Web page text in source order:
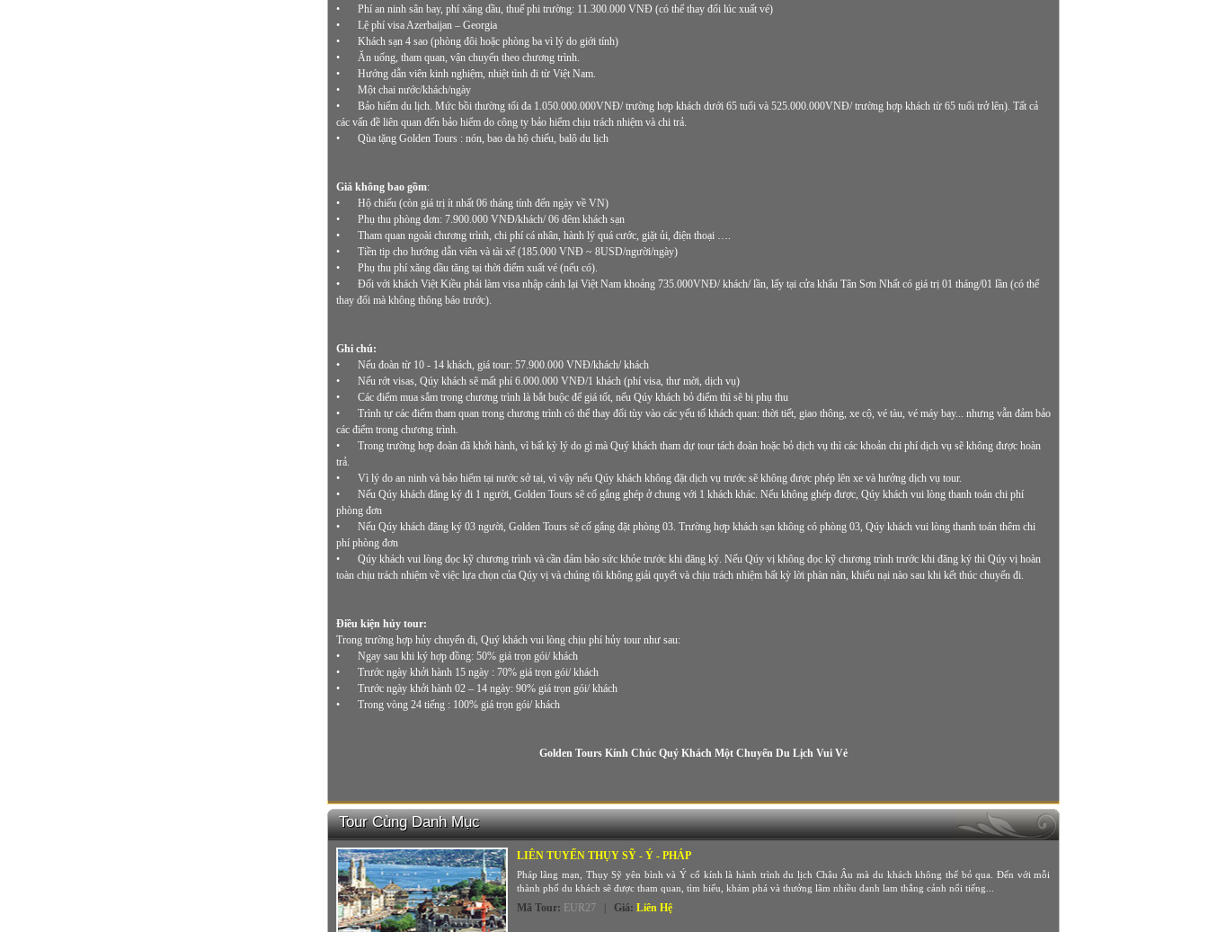
•
Phí an ninh sân bay, phí xăng dầu, thuế phi trường: 11.300.000 VNĐ (có thể thay đổi lúc xuất vé)
•
Lệ phí visa Azerbaijan – Georgia
•
Khách sạn 4 sao (phòng đôi hoặc phòng ba vì lý do giới tính)
•
Ăn uống, tham quan, vận chuyển theo chương trình.
•
Hướng dẫn viên kinh nghiệm, nhiệt tình đi từ Việt Nam.
•
Một chai nước/khách/ngày
•
Bảo hiểm du lịch. Mức bồi thường tối đa 1.050.000.000VNĐ/ trường hợp khách dưới 65 tuổi và 525.000.000VNĐ/ trường hợp khách từ 65 tuổi trở lên). Tất cả
các vấn đề liên quan đến bảo hiểm do công ty bảo hiểm chịu trách nhiệm và chi trả.
•
Qùa tặng Golden Tours : nón, bao da hộ chiếu, balô du lịch
Giá không bao gồm:
•
Hộ chiếu (còn giá trị ít nhất 06 tháng tính đến ngày về VN)
•
Phụ thu phòng đơn: 7.900.000 VNĐ/khách/ 06 đêm khách sạn
•
Tham quan ngoài chương trình, chi phí cá nhân, hành lý quá cước, giặt ủi, điện thoại ….
•
Tiền tip cho hướng dẫn viên và tài xế (185.000 VNĐ ~ 8USD/người/ngày)
•
Phụ thu phí xăng dầu tăng tại thời điểm xuất vé (nếu có).
•
Đối với khách Việt Kiều phải làm visa nhập cảnh lại Việt Nam khoảng 735.000VNĐ/ khách/ lần, lấy tại cửa khẩu Tân Sơn Nhất có giá trị 01 tháng/01 lần (có thể
thay đổi mà không thông báo trước).
Ghi chú:
•
Nếu đoàn từ 10 - 14 khách, giá tour: 57.900.000 VNĐ/khách/ khách
•
Nếu rớt visas, Qúy khách sẽ mất phí 6.000.000 VNĐ/1 khách (phí visa, thư mời, dịch vụ)
•
Các điểm mua sắm trong chương trình là bắt buộc để giá tốt, nếu Qúy khách bỏ điểm thì sẽ bị phụ thu
•
Trình tự các điểm tham quan trong chương trình có thể thay đổi tùy vào các yếu tố khách quan: thời tiết, giao thông, xe cộ, vé tàu, vé máy bay... nhưng vẫn đảm bảo
các điểm trong chương trình.
•
Trong trường hợp đoàn đã khởi hành, vì bất kỳ lý do gì mà Quý khách tham dự tour tách đoàn hoặc bỏ dịch vụ thì các khoản chi phí dịch vụ sẽ không được hoàn
trả.
•
Vì lý do an ninh và bảo hiểm tại nước sở tại, vì vậy nếu Qúy khách không đặt dịch vụ trước sẽ không được phép lên xe và hưởng dịch vụ tour.
•
Nếu Qúy khách đăng ký đi 1 người, Golden Tours sẽ cố gắng ghép ở chung với 1 khách khác. Nếu không ghép được, Qúy khách vui lòng thanh toán chi phí
phòng đơn
•
Nếu Qúy khách đăng ký 03 người, Golden Tours sẽ cố gắng đặt phòng 03. Trường hợp khách sạn không có phòng 03, Qúy khách vui lòng thanh toán thêm chi
phí phòng đơn
•
Qúy khách vui lòng đọc kỹ chương trình và cần đảm bảo sức khỏe trước khi đăng ký. Nếu Qúy vị không đọc kỹ chương trình trước khi đăng ký thì Qúy vị hoàn
toàn chịu trách nhiệm về việc lựa chọn của Qúy vị và chúng tôi không giải quyết và chịu trách nhiệm bất kỳ lời phàn nàn, khiếu nại nào sau khi kết thúc chuyến đi.
Điều kiện hủy tour:
Trong trường hợp hủy chuyến đi, Quý khách vui lòng chịu phí hủy tour như sau:
•
Ngay sau khi ký hợp đồng: 50% giá trọn gói/ khách
•
Trước ngày khởi hành 15 ngày : 70% giá trọn gói/ khách
•
Trước ngày khởi hành 02 – 14 ngày: 90% giá trọn gói/ khách
•
Trong vòng 24 tiếng : 100% giá trọn gói/ khách
Golden Tours Kính Chúc Quý Khách Một Chuyến Du Lịch Vui Vẻ
Tour Cùng Danh Mục
LIÊN TUYẾN THỤY SỸ - Ý - PHÁP
Pháp lãng mạn, Thụy Sỹ yên bình và Ý cổ kính là hành trình du lịch Châu Âu mà du khách không thể bỏ qua. Đến với mỗi
thành phố du khách sẽ được tham quan, tìm hiểu, khám phá và thưởng lãm nhiều danh lam thắng cảnh nổi tiếng...
Mã Tour: EUR27| Giá: Liên Hệ